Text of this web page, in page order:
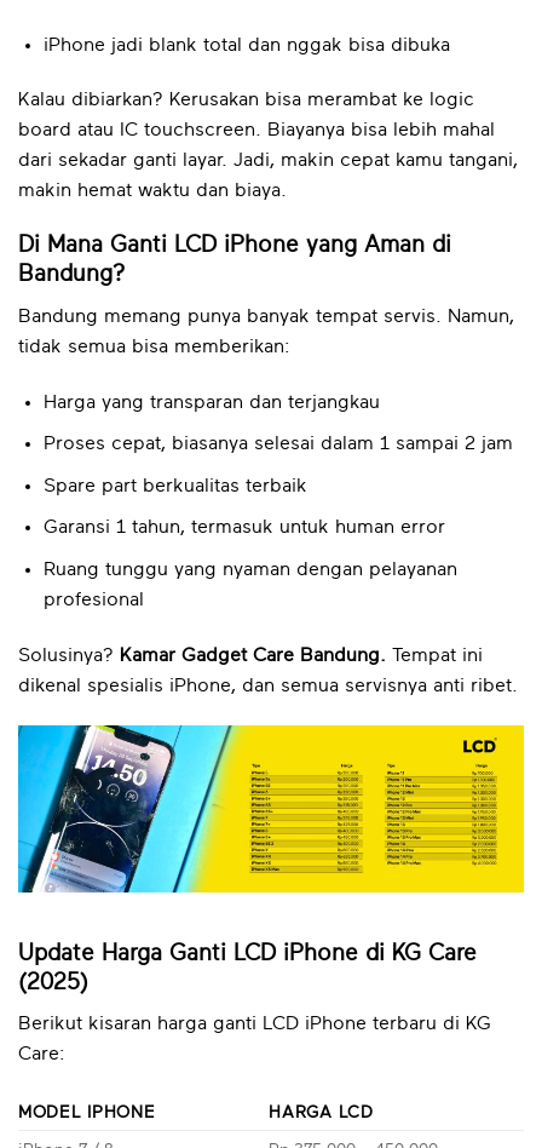
iPhone jadi blank total dan nggak bisa dibuka
Kalau dibiarkan? Kerusakan bisa merambat ke logic
board atau IC touchscreen. Biayanya bisa lebih mahal
dari sekadar ganti layar. Jadi, makin cepat kamu tangani,
makin hemat waktu dan biaya.
Di Mana Ganti LCD iPhone yang Aman di
Bandung?
Bandung memang punya banyak tempat servis. Namun,
tidak semua bisa memberikan:
Harga yang transparan dan terjangkau
Proses cepat, biasanya selesai dalam 1 sampai 2 jam
Spare part berkualitas terbaik
Garansi 1 tahun, termasuk untuk human error
Ruang tunggu yang nyaman dengan pelayanan
profesional
Solusinya? Kamar Gadget Care Bandung. Tempat ini
dikenal spesialis iPhone, dan semua servisnya anti ribet.
Update Harga Ganti LCD iPhone di KG Care
(2025)
Berikut kisaran harga ganti LCD iPhone terbaru di KG
Care:
MODEL IPHONE HARGA LCD